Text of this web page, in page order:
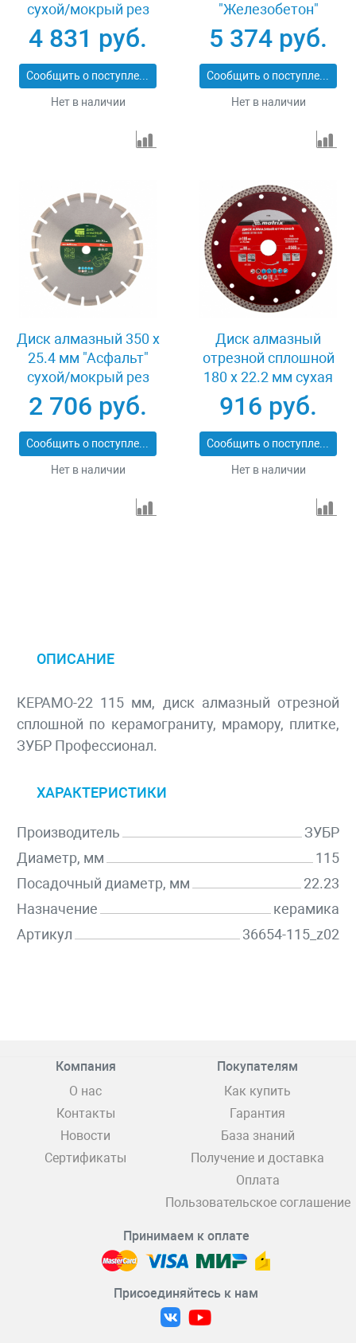
сухой/мокрый рез
Pro Matrix 731073
4 831 руб.
Сообщить о поступлении
Нет в наличии
"Железобетон"
сухой/мокрый рез
Pro Matrix 731103
5 374 руб.
Сообщить о поступлении
Нет в наличии
Диск алмазный 350 х
25.4 мм "Асфальт"
сухой/мокрый рез
Сибртех 731013
2 706 руб.
Сообщить о поступлении
Нет в наличии
Диск алмазный
отрезной сплошной
180 х 22.2 мм сухая
резка Matrix
Professional 73128
916 руб.
Сообщить о поступлении
Нет в наличии
ОПИСАНИЕ
КЕРАМО-22 115 мм, диск алмазный отрезной
сплошной по керамограниту, мрамору, плитке,
ЗУБР Профессионал.
ХАРАКТЕРИСТИКИ
Производитель
ЗУБР
Диаметр, мм
115
Посадочный диаметр, мм
22.23
Назначение
керамика
Артикул
36654-115_z02
Компания
О нас
Контакты
Новости
Сертификаты
Покупателям
Как купить
Гарантия
База знаний
Получение и доставка
Оплата
Пользовательское соглашение
Принимаем к оплате
Присоединяйтесь к нам